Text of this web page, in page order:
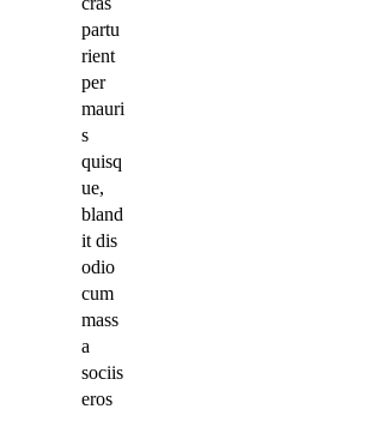
partu
rient
per
mauri
s
quisq
ue,
bland
it dis
odio
cum
mass
a
sociis
eros